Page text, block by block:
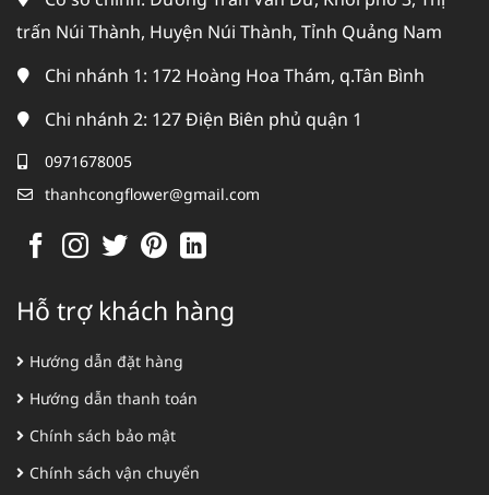
trấn Núi Thành, Huyện Núi Thành, Tỉnh Quảng Nam
Chi nhánh 1: 172 Hoàng Hoa Thám, q.Tân Bình
Chi nhánh 2: 127 Điện Biên phủ quận 1
0971678005
thanhcongflower@gmail.com
Hỗ trợ khách hàng
Hướng dẫn đặt hàng
Hướng dẫn thanh toán
Chính sách bảo mật
Chính sách vận chuyển